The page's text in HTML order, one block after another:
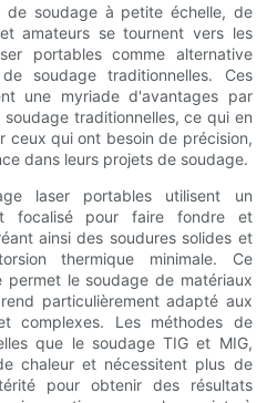
de soudage à petite échelle, de
amateurs se tournent vers les
portables comme alternative
soudage traditionnelles. Ces
une myriade d'avantages par
traditionnelles, ce qui en
ceux qui ont besoin de précision,
dans leurs projets de soudage.
laser portables utilisent un
focalisé pour faire fondre et
ainsi des soudures solides et
thermique minimale. Ce
le soudage de matériaux
particulièrement adapté aux
complexes. Les méthodes de
que le soudage TIG et MIG,
chaleur et nécessitent plus de
pour obtenir des résultats